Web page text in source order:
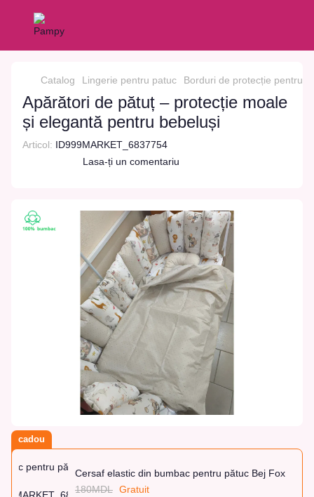
Catalog Lingerie pentru patuc Borduri de protecție pentru
Apărători de pătuț – protecție moale
și elegantă pentru bebeluși
Articol: ID999MARKET_6837754
Lasa-ți un comentariu
cadou
Cersaf elastic din bumbac pentru pătuc Bej Fox
180MDL Gratuit